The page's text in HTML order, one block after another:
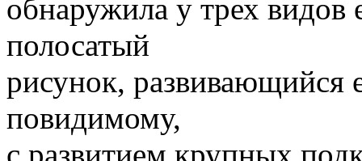
обнаружила у трех видов
полосатый
рисунок, развивающийся
повидимому,
с развитием крупных